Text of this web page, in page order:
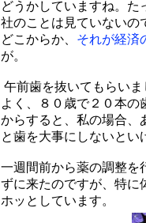
どうかしていますね。た
社のことは見ていないの
どこからか、 それが経済
が。
午前歯を抜いてもらい
よく、８０歳で２０本の
からすると、私の場合、
と歯を大事にしないとい
一週間前から薬の調整を
ずに来たのですが、特に
ホッとしています。